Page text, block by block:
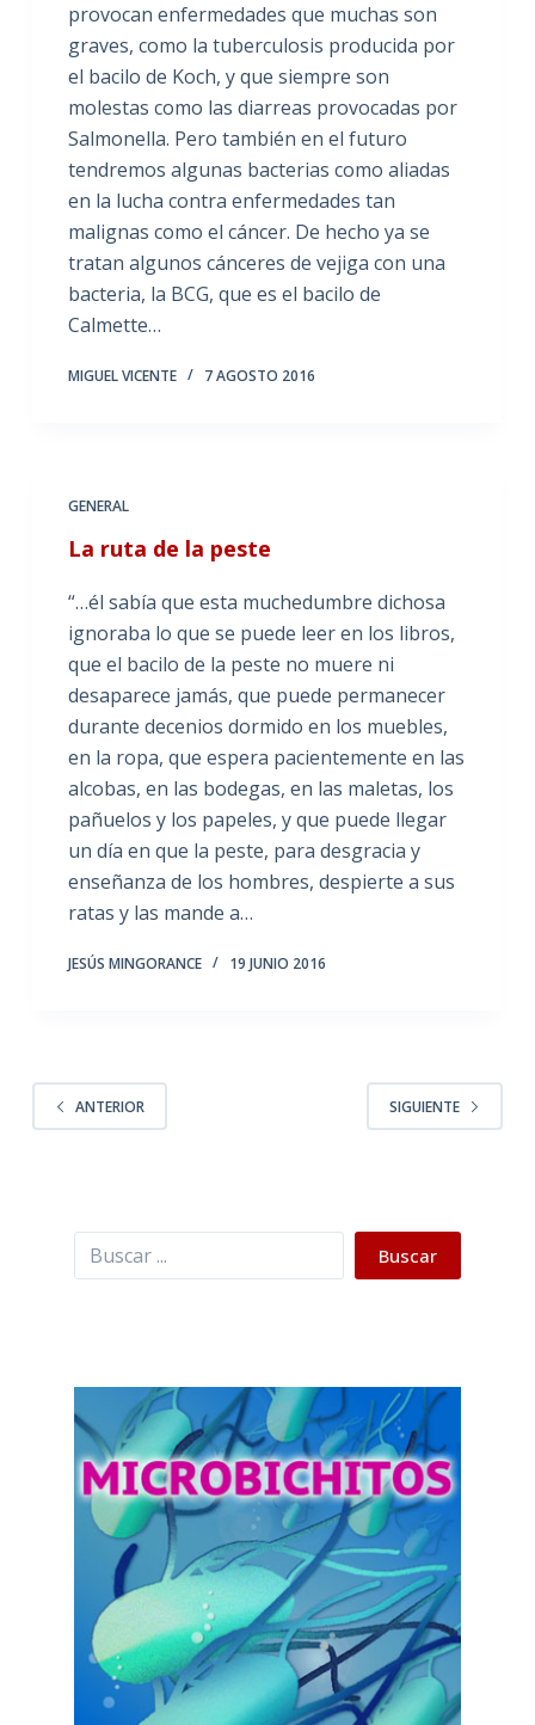
provocan enfermedades que muchas son
graves, como la tuberculosis producida por
el bacilo de Koch, y que siempre son
molestas como las diarreas provocadas por
Salmonella. Pero también en el futuro
tendremos algunas bacterias como aliadas
en la lucha contra enfermedades tan
malignas como el cáncer. De hecho ya se
tratan algunos cánceres de vejiga con una
bacteria, la BCG, que es el bacilo de
Calmette…
MIGUEL VICENTE 7 AGOSTO 2016
GENERAL
La ruta de la peste
“…él sabía que esta muchedumbre dichosa
ignoraba lo que se puede leer en los libros,
que el bacilo de la peste no muere ni
desaparece jamás, que puede permanecer
durante decenios dormido en los muebles,
en la ropa, que espera pacientemente en las
alcobas, en las bodegas, en las maletas, los
pañuelos y los papeles, y que puede llegar
un día en que la peste, para desgracia y
enseñanza de los hombres, despierte a sus
ratas y las mande a…
JESÚS MINGORANCE 19 JUNIO 2016
ANTERIOR SIGUIENTE
Buscar Buscar